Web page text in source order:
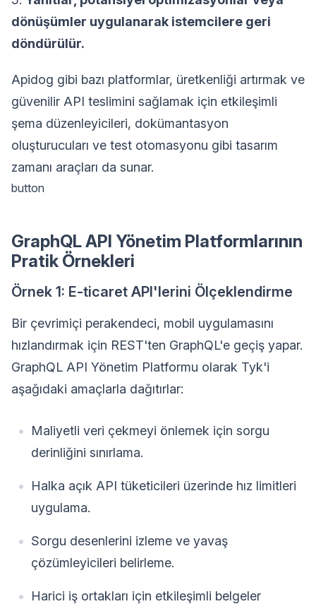
dönüşümler uygulanarak istemcilere geri
döndürülür.
Apidog gibi bazı platformlar, üretkenliği artırmak ve
güvenilir API teslimini sağlamak için etkileşimli
şema düzenleyicileri, dokümantasyon
oluşturucuları ve test otomasyonu gibi tasarım
zamanı araçları da sunar.
button
GraphQL API Yönetim Platformlarının
Pratik Örnekleri
Örnek 1: E-ticaret API'lerini Ölçeklendirme
Bir çevrimiçi perakendeci, mobil uygulamasını
hızlandırmak için REST'ten GraphQL'e geçiş yapar.
GraphQL API Yönetim Platformu olarak Tyk'i
aşağıdaki amaçlarla dağıtırlar:
Maliyetli veri çekmeyi önlemek için sorgu
derinliğini sınırlama.
Halka açık API tüketicileri üzerinde hız limitleri
uygulama.
Sorgu desenlerini izleme ve yavaş
çözümleyicileri belirleme.
Harici iş ortakları için etkileşimli belgeler